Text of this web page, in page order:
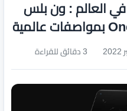
العالم : ون بلس